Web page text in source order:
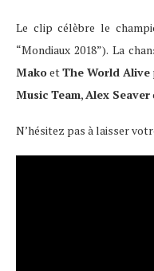
Le clip célèbre le
“Mondiaux 2018”). La
MakoetThe World Alive
Music Team,Alex Seaver
N’hésitez pas à laisser